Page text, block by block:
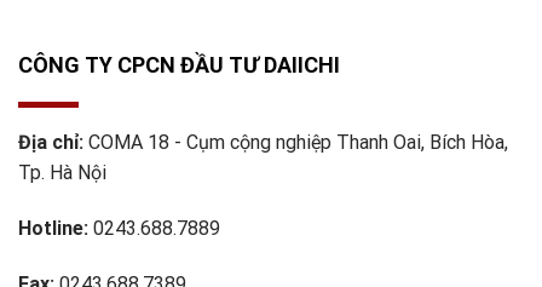
CÔNG TY CPCN ĐẦU TƯ DAIICHI
Địa chỉ:COMA 18 - Cụm cộng nghiệp Thanh Oai, Bích Hòa,
Tp. Hà Nội
Hotline: 0243.688.7889